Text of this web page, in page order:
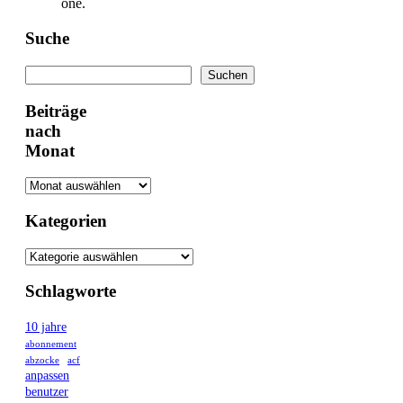
one.
Suche
Suchen
Beiträge
nach
Monat
Kategorien
Schlagworte
10 jahre
abonnement
abzocke
acf
anpassen
benutzer